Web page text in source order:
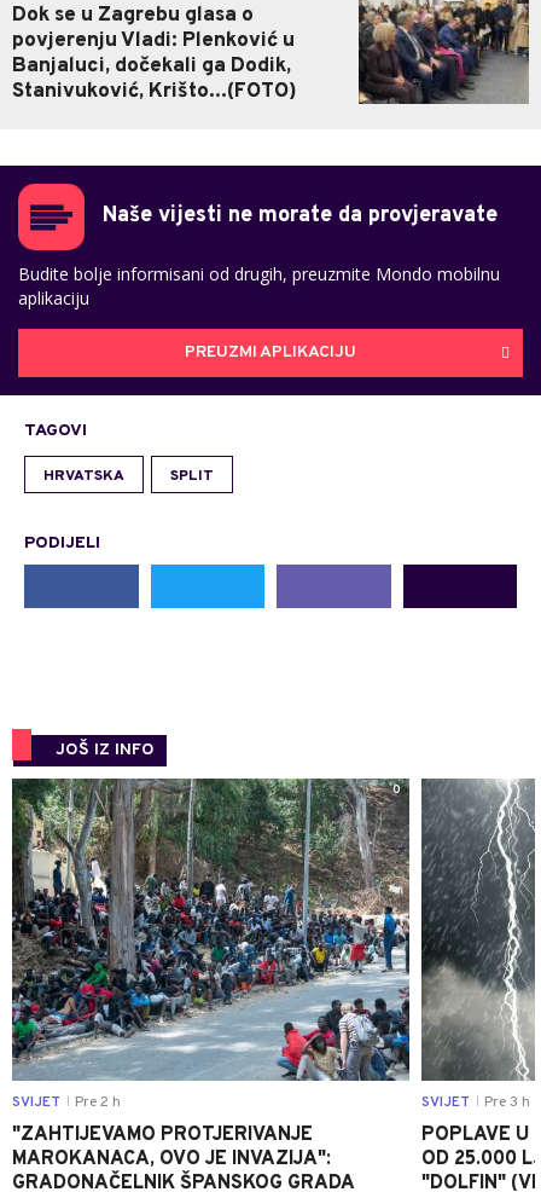
Dok se u Zagrebu glasa o
povjerenju Vladi: Plenković u
Banjaluci, dočekali ga Dodik,
Stanivuković, Krišto...(FOTO)
Naše vijesti ne morate da provjeravate
Budite bolje informisani od drugih, preuzmite Mondo mobilnu
aplikaciju
PREUZMI APLIKACIJU
TAGOVI
HRVATSKA SPLIT
PODIJELI
JOŠ IZ INFO
0
SVIJET Pre 2 h
"ZAHTIJEVAMO PROTJERIVANJE
MAROKANACA, OVO JE INVAZIJA":
GRADONAČELNIK ŠPANSKOG GRADA
SVIJET Pre 3 h
POPLAVE U
OD 25.000
"DOLFIN"